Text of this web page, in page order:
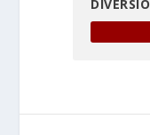
DIVERSIÓ